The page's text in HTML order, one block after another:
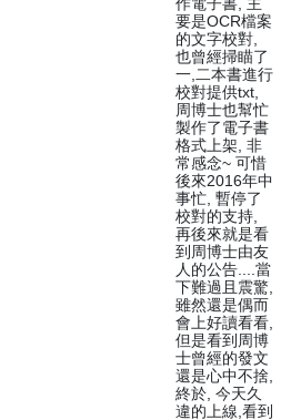
要是OCR檔案
的文字校對,
也曾經掃瞄了
一,二本書進行
校對提供txt,
周博士也幫忙
製作了電子書
格式上架, 非
常感念~ 可惜
後來2016年中
事忙, 暫停了
校對的支持,
再後來就是看
到周博士由友
人的公告....當
下難過且震驚,
雖然還是偶而
會上好讀看看,
但是看到周博
士曾經的發文
還是心中不捨,
終於, 今天久
違的上線,看到